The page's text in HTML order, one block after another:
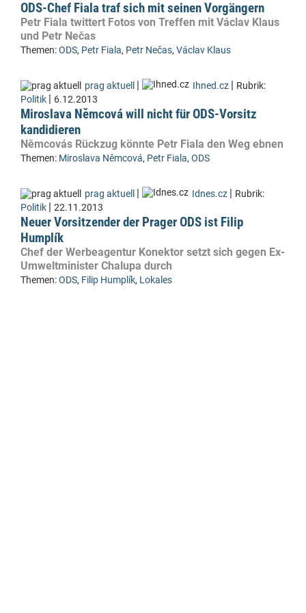
ODS-Chef Fiala traf sich mit seinen Vorgängern
Petr Fiala twittert Fotos von Treffen mit Václav Klaus
und Petr Nečas
Themen:ODS, Petr Fiala, Petr Nečas, Václav Klaus
prag aktuell | Ihned.cz | Rubrik:
Politik | 6.12.2013
Miroslava Němcová will nicht für ODS-Vorsitz
kandidieren
Němcovás Rückzug könnte Petr Fiala den Weg ebnen
Themen: Miroslava Němcová, Petr Fiala, ODS
prag aktuell | Idnes.cz | Rubrik:
Politik | 22.11.2013
Neuer Vorsitzender der Prager ODS ist Filip
Humplík
Chef der Werbeagentur Konektor setzt sich gegen Ex-
Umweltminister Chalupa durch
Themen:ODS, Filip Humplík, Lokales